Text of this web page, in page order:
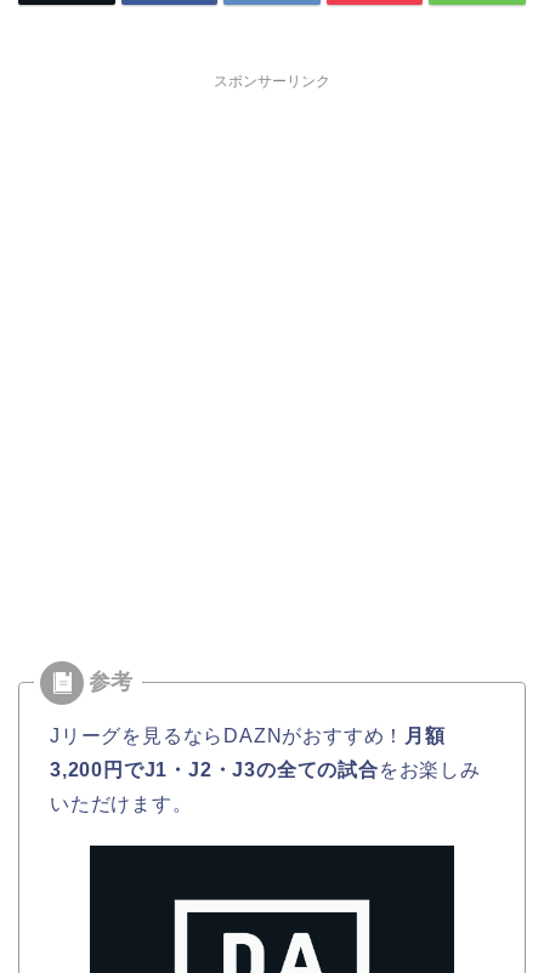
スポンサーリンク
Jリーグを見るならDAZNがおすすめ！
月額
3,200円でJ1・J2・J3の全ての試合をお楽しみ
いただけます。